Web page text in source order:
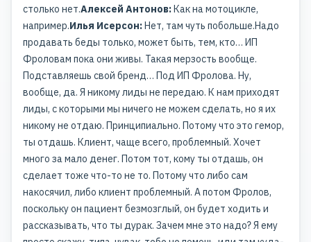
столько нет.Алексей Антонов:Как на мотоцикле,
например.Илья Исерсон:Нет, там чуть побольше.Надо
продавать беды только, может быть, тем, кто… ИП
Фроловам пока они живы. Такая мерзость вообще.
Подставляешь свой бренд… Под ИП Фролова. Ну,
вообще, да. Я никому лиды не передаю. К нам приходят
лиды, с которыми мы ничего не можем сделать, но я их
никому не отдаю. Принципиально. Потому что это гемор,
ты отдашь. Клиент, чаще всего, проблемный. Хочет
много за мало денег. Потом тот, кому ты отдашь, он
сделает тоже что-то не то. Потому что либо сам
накосячил, либо клиент проблемный. А потом Фролов,
поскольку он пациент безмозглый, он будет ходить и
рассказывать, что ты дурак. Зачем мне это надо? Я ему